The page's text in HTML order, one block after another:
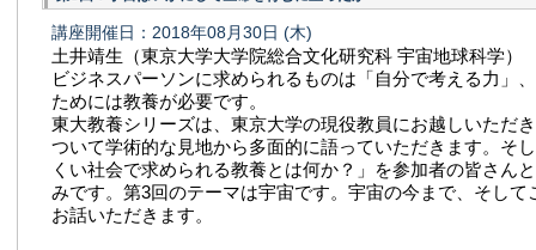
講座開催日：2018年08月30日 (木)
土井靖生（東京大学大学院総合文化研究科 宇宙地球科学）
ビジネスパーソンに求められるものは「自分で考える力」
ためには教養が必要です。
東大教養シリーズは、東京大学の現役教員にお越しいただ
ついて学術的な見地から多面的に語っていただきます。そ
くい社会で求められる教養とは何か？」を参加者の皆さん
みです。第3回のテーマは宇宙です。宇宙の今まで、そして
お話いただきます。